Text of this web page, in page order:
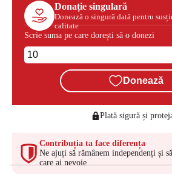
Donație singulară
Donează o singură dată pentru
calitate
Scrie suma pe care dorești să o donezi
Donează
Plată sigură și
Contribuția ta face diferența
Ne ajuți să rămânem independenți și
care ai nevoie